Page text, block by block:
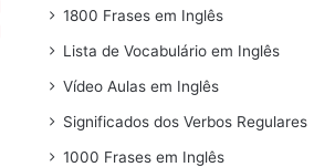
1800 Frases em Inglês
Lista de Vocabulário em Inglês
Vídeo Aulas em Inglês
Significados dos Verbos Regulares
1000 Frases em Inglês